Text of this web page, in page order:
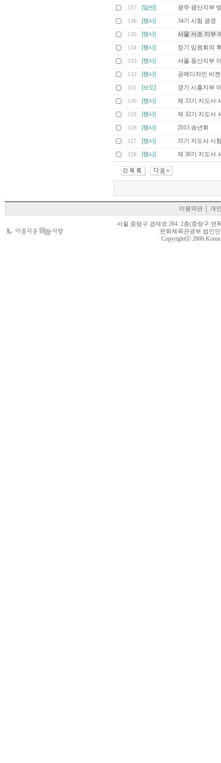
137 [일반] 광주 광산지부
136 [행사] 34기 시험 광경
135 [행사] 서울 서초 지부
134 [행사] 정기 임원회의
133 [행사] 서울 용산지부
132 [행사] 공예디자인 비
131 [보도] 경기 시흥지부
130 [행사] 제 33기 지도사
129 [행사] 제 32기 지도사
128 [행사] 2013 송년회
127 [행사] 31기 지도사 시
126 [행사] 제 30기 지도사
이용약관 │개
서울 중랑구 겸재로 204 2층(중랑구 면
문화체육관광부 법인
Copyrightⓒ 2006 Korea